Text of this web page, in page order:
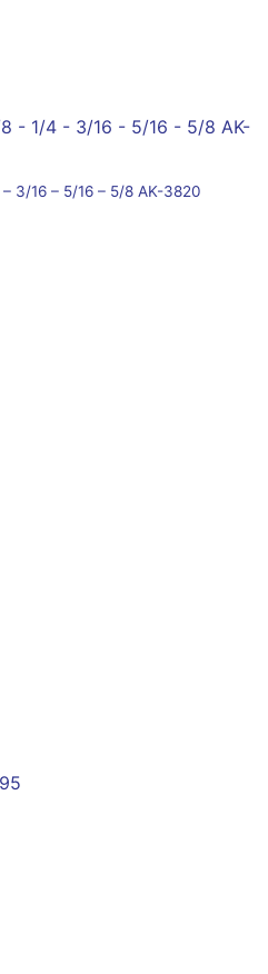
3/16 – 5/16 – 5/8 AK-3820